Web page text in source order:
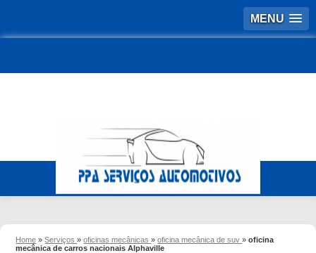
MENU
Home »Serviços»oficinas mecânicas»oficina mecânica de suv»oficina
mecânica de carros nacionais Alphaville